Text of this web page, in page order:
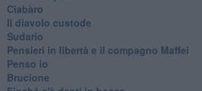
Ciabàro
Il diavolo custode
Sudario
Pensieri in libertà e il compagno Maffei
Penso io
Brucione